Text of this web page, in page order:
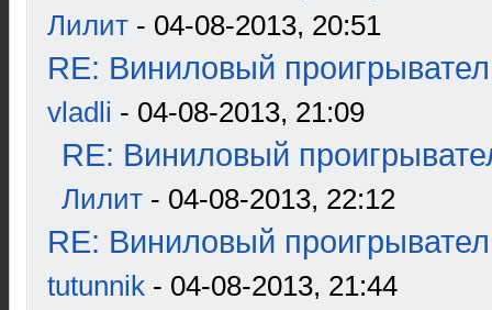
Лилит - 04-08-2013, 20:51
RE: Виниловый
vladli - 04-08-2013, 21:09
RE: Виниловый
Лилит - 04-08-2013, 22:12
RE: Виниловый
tutunnik - 04-08-2013, 21:44